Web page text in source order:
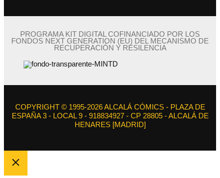
PROGRAMA KIT DIGITAL COFINANCIADO POR LOS
FONDOS NEXT GENERATION (EU) DEL MECANISMO DE
RECUPERACIÓN Y RESILENCIA
COPYRIGHT © 1995-2026 ALCALÁ CÓMICS - PLAZA DE
ESPAÑA 3 - LOCAL 9 - 918834927 - CP 28805 - ALCALÁ DE
HENARES [MADRID]